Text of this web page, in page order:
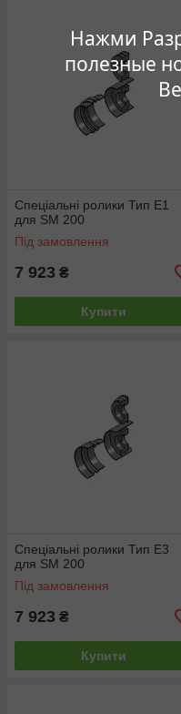
Нажми
полезные
Спеціальні ролики Тип E1
для SM 200
Під замовлення
7 923 ₴
Купити
Спеціальні ролики Тип E3
для SM 200
Під замовлення
7 923 ₴
Купити